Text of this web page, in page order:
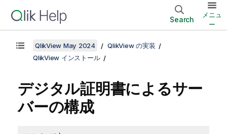
Search
メニュ
ー
QlikView May 2024
QlikView の実装
QlikView インストール
デジタル証明書によるサー
バーの構成